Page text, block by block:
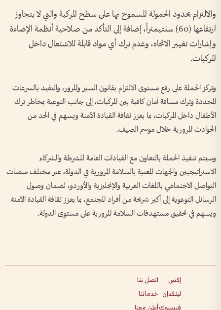
والالتزام بحدود الحمولة المسموح بها على سطح المركبة والتي لا يتجاوز
ارتفاعها (60) سنتيمتراً، إضافة إلى التأكد من صلاحية أنظمة الإضاءة
وإشارات تغيير الاتجاه، وعدم ترك أي مواد قابلة للاشتعال داخل
المركبات.
وتركز الحملة على رفع مستوى الالتزام بقانون السير والمرور، والتقيد بالسرعات
المحددة وترك مسافة أمان كافية بين المركبات، إلى جانب التوعية بمخاطر ترك
الأطفال داخل المركبات، بما يعزز ثقافة القيادة الآمنة ويسهم في الحد من
الحوادث المرورية خلال موسم الصيف.
وسيتم تنفيذ الحملة بالتعاون مع القيادات العامة للشرطة والشركاء
الاستراتيجيين والجهات المعنية بالسلامة المرورية في الدولة، عبر مختلف منصات
التواصل الاجتماعي باللغات العربية والإنجليزية والأوردو، لضمان وصول
الرسائل التوعوية إلى أكبر شريحة من أفراد المجتمع، بما يعزز ثقافة القيادة الآمنة
ويسهم في تحقيق مستهدفات السلامة المرورية على مستوى الدولة.
إكس
لينكدإن
فيسبوك
اتصل بنا
خدماتنا
أعلن معنا